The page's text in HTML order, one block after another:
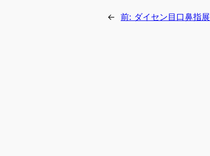
← 前: ダイセン目口鼻指展